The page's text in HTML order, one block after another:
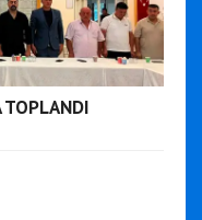
TOPLANDI